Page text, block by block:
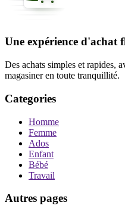
Une expérience d'achat
Des achats simples et rapides,
magasiner en toute tranquillité.
Categories
Homme
Femme
Ados
Enfant
Bébé
Travail
Autres pages